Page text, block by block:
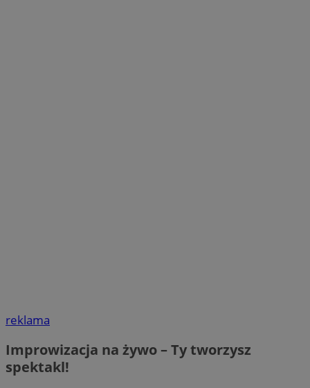
reklama
Improwizacja na żywo – Ty tworzysz
spektakl!